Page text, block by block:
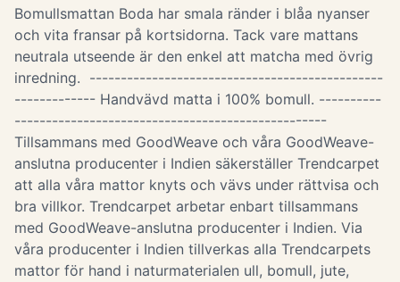
Bomullsmattan Boda har smala ränder i blåa nyanser
och vita fransar på kortsidorna. Tack vare mattans
neutrala utseende är den enkel att matcha med övrig
inredning. -----------------------------------------------
------------- Handvävd matta i 100% bomull. ----------
--------------------------------------------------
Tillsammans med GoodWeave och våra GoodWeave-
anslutna producenter i Indien säkerställer Trendcarpet
att alla våra mattor knyts och vävs under rättvisa och
bra villkor. Trendcarpet arbetar enbart tillsammans
med GoodWeave-anslutna producenter i Indien. Via
våra producenter i Indien tillverkas alla Trendcarpets
mattor för hand i naturmaterialen ull, bomull, jute,